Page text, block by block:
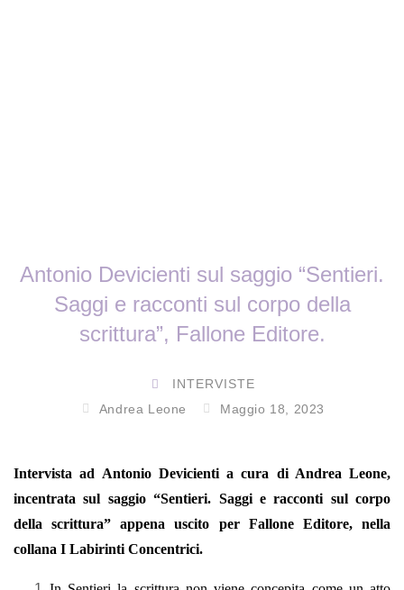
Antonio Devicienti sul saggio “Sentieri.
Saggi e racconti sul corpo della
scrittura”, Fallone Editore.
INTERVISTE
Andrea Leone
Maggio 18, 2023
Intervista ad Antonio Devicienti a cura di Andrea Leone,
incentrata sul saggio “Sentieri. Saggi e racconti sul corpo
della scrittura” appena uscito per Fallone Editore, nella
collana I Labirinti Concentrici.